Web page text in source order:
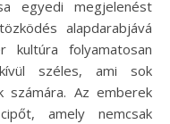
egyedi megjelenést
alapdarabjává
folyamatosan
széles, ami sok
számára. Az emberek
amely nemcsak